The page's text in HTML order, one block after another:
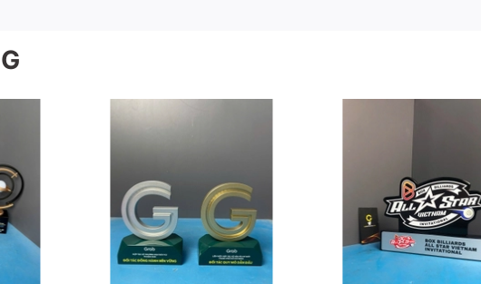
lửa thắp sáng nhiệt huyết cho đội ngũ nhân sự của bạn. Hãy để